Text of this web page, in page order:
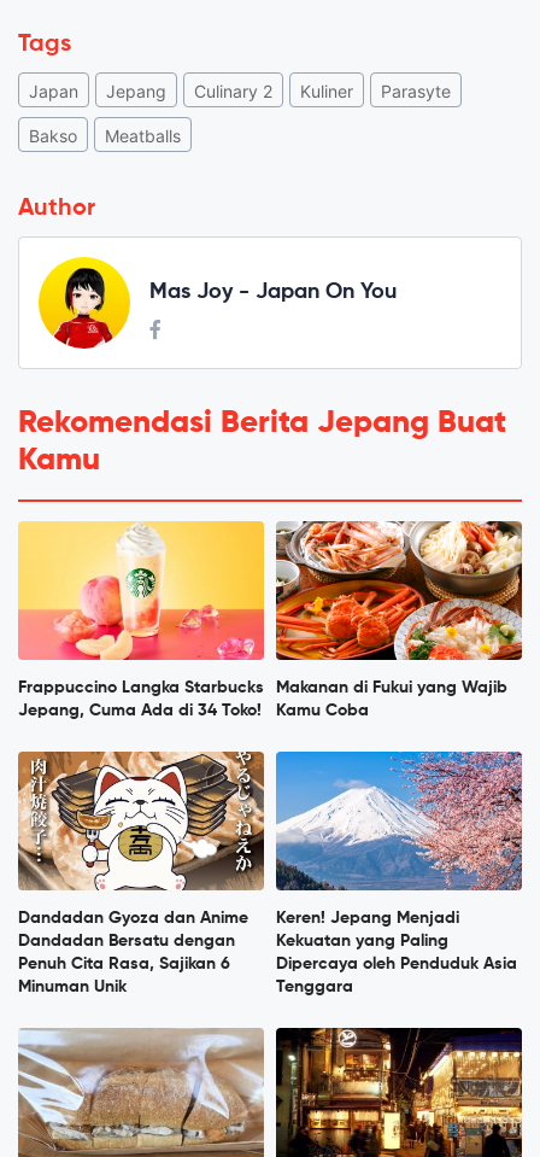
Tags
Japan Jepang Culinary 2 Kuliner Parasyte
Bakso Meatballs
Author
Mas Joy - Japan On You
Rekomendasi Berita Jepang Buat
Kamu
Frappuccino Langka Starbucks
Jepang, Cuma Ada di 34 Toko!
Makanan di Fukui yang Wajib
Kamu Coba
Dandadan Gyoza dan Anime
Dandadan Bersatu dengan
Penuh Cita Rasa, Sajikan 6
Minuman Unik
Keren! Jepang Menjadi
Kekuatan yang Paling
Dipercaya oleh Penduduk Asia
Tenggara